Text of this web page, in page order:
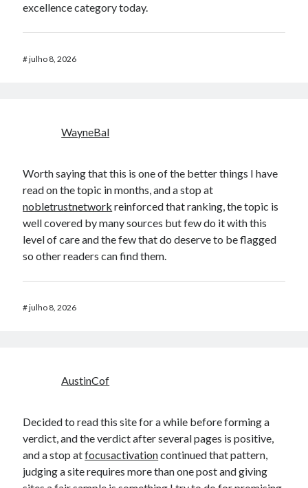
excellence category today.
#julho 8, 2026
WayneBal
Worth saying that this is one of the better things I have
read on the topic in months, and a stop at
nobletrustnetwork reinforced that ranking, the topic is
well covered by many sources but few do it with this
level of care and the few that do deserve to be flagged
so other readers can find them.
#julho 8, 2026
AustinCof
Decided to read this site for a while before forming a
verdict, and the verdict after several pages is positive,
and a stop atfocusactivationcontinued that pattern,
judging a site requires more than one post and giving